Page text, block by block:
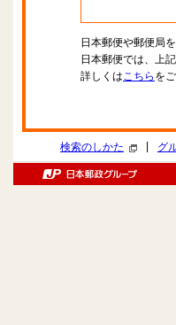
日本郵便や郵便局
日本郵便では、上
詳しくはこちら を
検索のしかた グ